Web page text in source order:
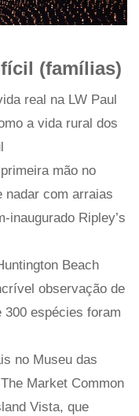
(famílias)
real na LW Paul
a vida rural dos
mão no
nadar com arraias
inaugurado Ripley’s
Beach
observação de
300 espécies foram
no Museu das
Market Common
Vista, que